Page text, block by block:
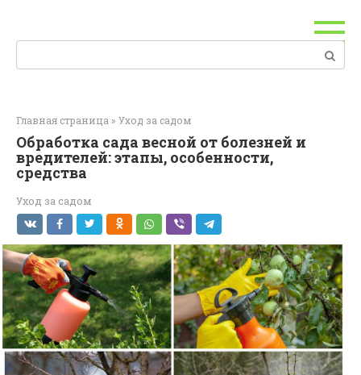
контенту
Поиск:
Главная страница » Уход за садом
Обработка сада весной от болезней и
вредителей: этапы, особенности,
средства
Уход за садом